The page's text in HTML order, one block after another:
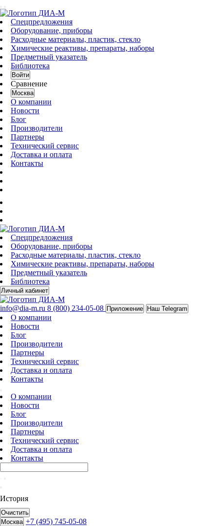
Спецпредложения
Оборудование, приборы
Расходные материалы, пластик, стекло
Химические реактивы, препараты, наборы
Предметный указатель
Библиотека
Войти
Сравнение
Москва
О компании
Новости
Блог
Производители
Партнеры
Технический сервис
Доставка и оплата
Контакты
Спецпредложения
Оборудование, приборы
Расходные материалы, пластик, стекло
Химические реактивы, препараты, наборы
Предметный указатель
Библиотека
Личный кабинет
info@dia-m.ru 8 (800) 234-05-08 Приложение Наш Telegram
О компании
Новости
Блог
Производители
Партнеры
Технический сервис
Доставка и оплата
Контакты
О компании
Новости
Блог
Производители
Партнеры
Технический сервис
Доставка и оплата
Контакты
История
Очистить
Москва +7 (495) 745-05-08